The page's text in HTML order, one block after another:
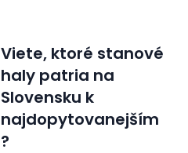
Viete, ktoré stanové
haly patria na
Slovensku k
najdopytovanejším
?